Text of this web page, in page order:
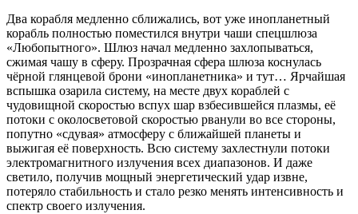
Два корабля медленно сближались, вот уже инопланетный
корабль полностью поместился внутри чаши спецшлюза
«Любопытного». Шлюз начал медленно захлопываться,
сжимая чашу в сферу. Прозрачная сфера шлюза коснулась
чёрной глянцевой брони «инопланетника» и тут… Ярчайшая
вспышка озарила систему, на месте двух кораблей с
чудовищной скоростью вспух шар взбесившейся плазмы, её
потоки с околосветовой скоростью рванули во все стороны,
попутно «сдувая» атмосферу с ближайшей планеты и
выжигая её поверхность. Всю систему захлестнули потоки
электромагнитного излучения всех диапазонов. И даже
светило, получив мощный энергетический удар извне,
потеряло стабильность и стало резко менять интенсивность и
спектр своего излучения.